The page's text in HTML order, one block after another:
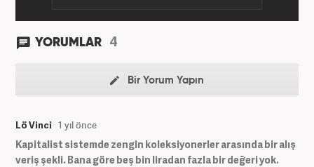
YORUMLAR 4
Bir Yorum Yapın
Lö Vinci 1 yıl önce
Kapitalist sistemde zengin koleksiyonerler arasında bir alış
veriş şekli. Bana göre beş bin liradan fazla bir değeri yok.